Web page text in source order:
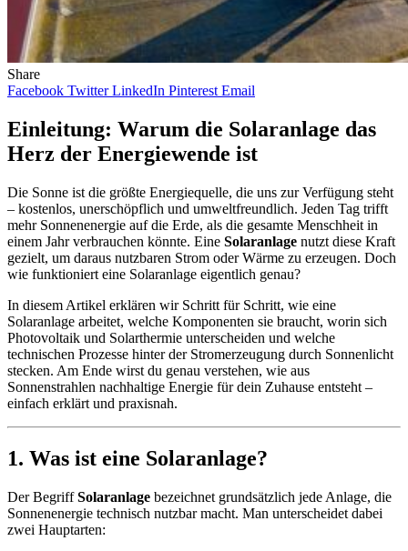
Share
Facebook Twitter LinkedIn Pinterest Email
Einleitung: Warum die Solaranlage das
Herz der Energiewende ist
Die Sonne ist die größte Energiequelle, die uns zur Verfügung steht
– kostenlos, unerschöpflich und umweltfreundlich. Jeden Tag trifft
mehr Sonnenenergie auf die Erde, als die gesamte Menschheit in
einem Jahr verbrauchen könnte. Eine Solaranlage nutzt diese Kraft
gezielt, um daraus nutzbaren Strom oder Wärme zu erzeugen. Doch
wie funktioniert eine Solaranlage eigentlich genau?
In diesem Artikel erklären wir Schritt für Schritt, wie eine
Solaranlage arbeitet, welche Komponenten sie braucht, worin sich
Photovoltaik und Solarthermie unterscheiden und welche
technischen Prozesse hinter der Stromerzeugung durch Sonnenlicht
stecken. Am Ende wirst du genau verstehen, wie aus
Sonnenstrahlen nachhaltige Energie für dein Zuhause entsteht –
einfach erklärt und praxisnah.
1. Was ist eine Solaranlage?
Der BegriffSolaranlage bezeichnet grundsätzlich jede Anlage, die
Sonnenenergie technisch nutzbar macht. Man unterscheidet dabei
zwei Hauptarten: